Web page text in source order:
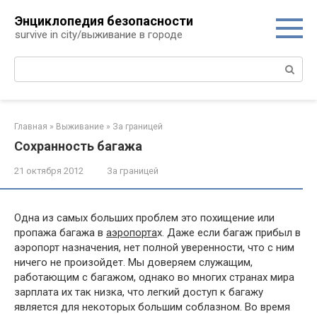
контенту
Энциклопедия безопасности
survive in city/выживание в городе
Поиск:
Главная » Выживание » За границей
Сохранность багажа
21 октября 2012 За границей
Одна из самых больших проблем это похищение или
пропажа багажа в аэропортах. Даже если багаж прибыл в
аэропорт назначения, нет полной уверенности, что с ним
ничего не произойдет. Мы доверяем служащим,
работающим с багажом, однако во многих странах мира
зарплата их так низка, что легкий доступ к багажу
является для некоторых большим соблазном. Во время